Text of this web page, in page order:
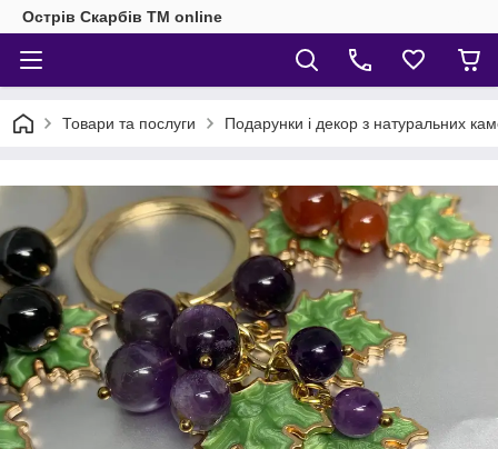
Острів Скарбів TM online
Товари та послуги Подарунки і декор з натуральних